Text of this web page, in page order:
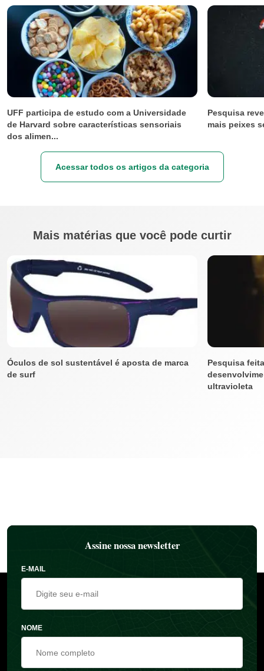
UFF participa de estudo com a Universidade
de Harvard sobre características sensoriais
dos alimen...
Pesquisa
mais peixes
Acessar todos os artigos da categoria
Mais matérias que você pode curtir
Óculos de sol sustentável é aposta de marca
de surf
Pesquisa
ultravioleta
Assine nossa newsletter
E-MAIL
NOME